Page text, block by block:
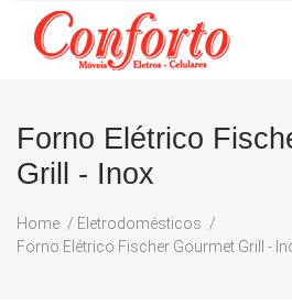
Forno Elétrico
Grill - Inox
Home
Eletrodomésticos
Forno Elétrico Fischer Gourmet Grill -